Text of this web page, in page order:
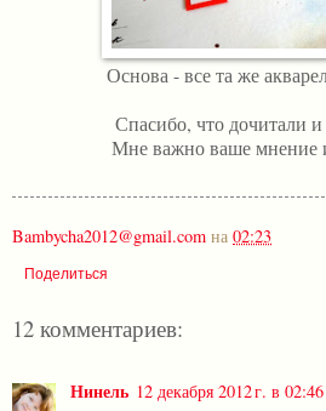
Основа - все та же
Спасибо, что дочитали
Мне важно ваше мнение
Bambycha2012@gmail.com на 02:23
Поделиться
12 комментариев:
Нинель 12 декабря 2012 г. в 02:46